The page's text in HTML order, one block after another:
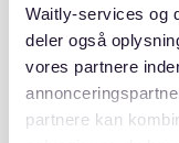
Waitly-services og
deler også
vores partnere
partnere kan
Beskrivelse